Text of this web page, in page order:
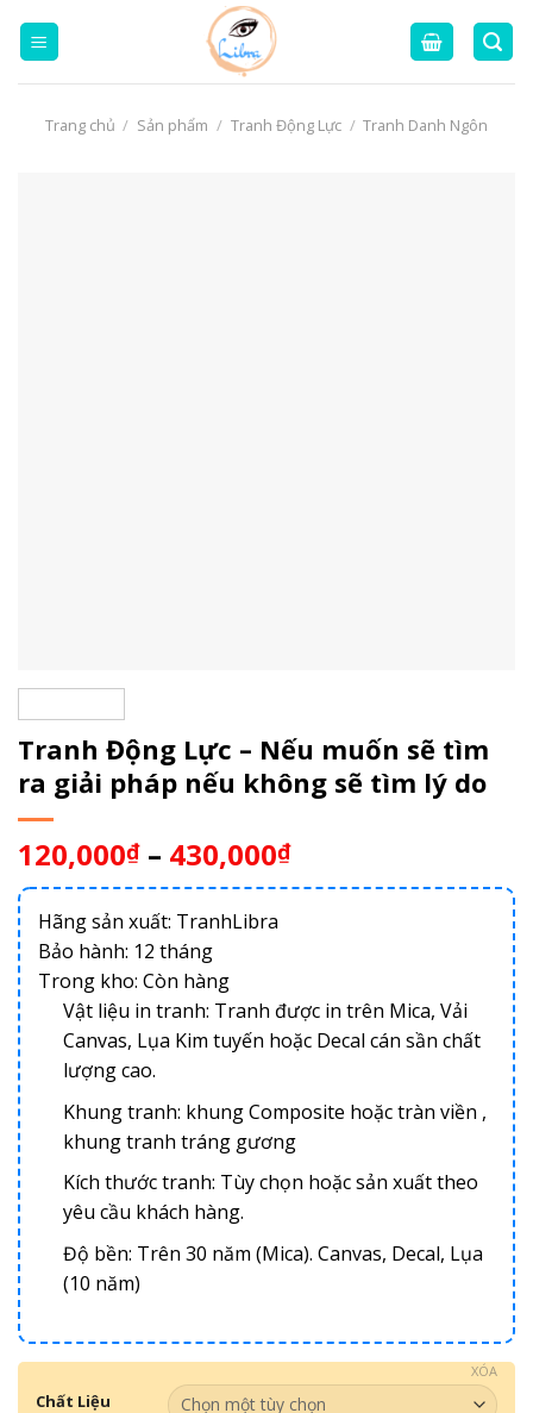
Trang chủ / Sản phẩm / Tranh Động Lực / Tranh Danh Ngôn
Tranh Động Lực – Nếu muốn sẽ tìm
ra giải pháp nếu không sẽ tìm lý do
120,000₫ – 430,000₫
Hãng sản xuất: TranhLibra
Bảo hành: 12 tháng
Trong kho: Còn hàng
Vật liệu in tranh: Tranh được in trên Mica, Vải
Canvas, Lụa Kim tuyến hoặc Decal cán sần chất
lượng cao.
Khung tranh: khung Composite hoặc tràn viền ,
khung tranh tráng gương
Kích thước tranh: Tùy chọn hoặc sản xuất theo
yêu cầu khách hàng.
Độ bền: Trên 30 năm (Mica). Canvas, Decal, Lụa
(10 năm)
Chất Liệu
XÓA